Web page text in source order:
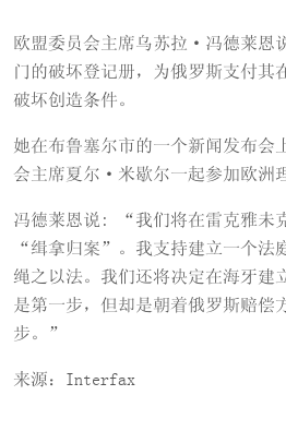
欧盟委员会主席乌苏拉·冯德莱恩
门的破坏登记册，为俄罗斯支付其
破坏创造条件。
她在布鲁塞尔市的一个新闻发布会
会主席夏尔·米歇尔一起参加欧洲
冯德莱恩说: “我们将在雷克雅未
“缉拿归案”。我支持建立一个法
绳之以法。我们还将决定在海牙建
是第一步，但却是朝着俄罗斯赔偿
步。”
来源：Interfax